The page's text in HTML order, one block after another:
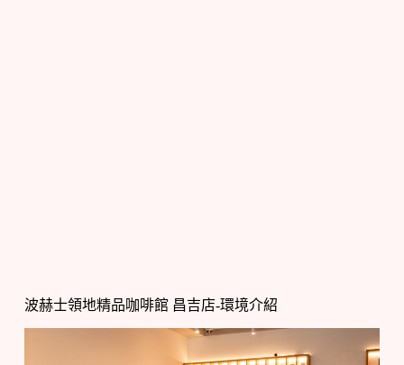
波赫士領地精品咖啡館 昌吉店-環境介紹